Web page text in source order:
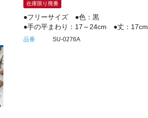
在庫限り廃番
●フリーサイズ ●色：黒
●手の平まわり：17～24cm ●丈：17cm
品番 SU-0276A